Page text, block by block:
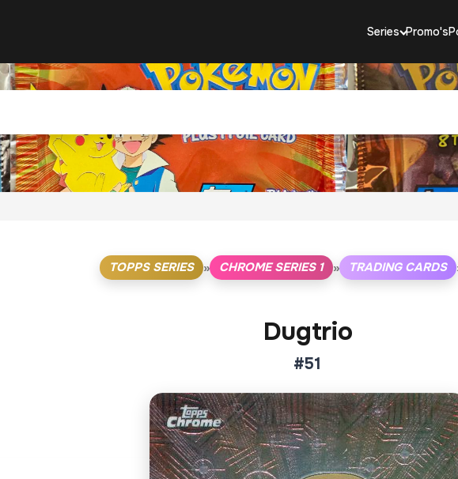
Series Promo's
TOPPS SERIES » CHROME SERIES 1 » TRADING CARDS
Dugtrio
#51
Klik op de kaart om om te draaien